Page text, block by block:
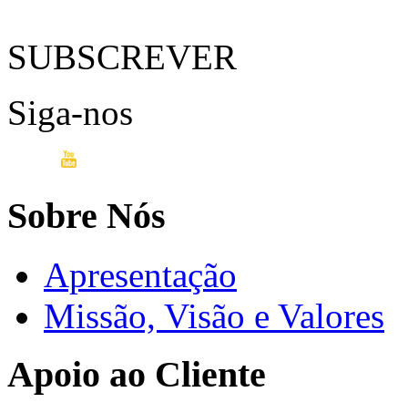
SUBSCREVER
Siga-nos
Sobre Nós
Apresentação
Missão, Visão e Valores
Apoio ao Cliente